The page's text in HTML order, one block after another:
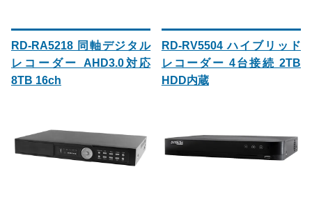
RD-RA5218 同軸デジタル
レコーダー AHD3.0対応
8TB 16ch
RD-RV5504 ハイブリッド
レコーダー 4台接続 2TB
HDD内蔵